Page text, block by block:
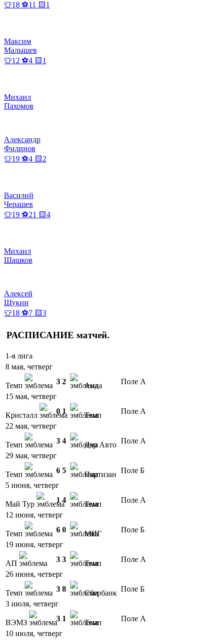
👕18 ⚽11 🟨1
Максим
Малышев
👕12 ⚽4 🟨1
Михаил
Пахомов
Александр
Филинов
👕19 ⚽4 🟨2
Василий
Черашев
👕19 ⚽21 🟨4
Михаил
Шашков
Алексей
Щукин
👕18 ⚽7 🟨3
РАСПИСАНИЕ матчей.
1-я лига
8 мая, четверг
Темп 3 2 Аида
Поле А
15 мая, четверг
Кристалл 0 1 Темп
Поле А
22 мая, четверг
Темп 3 4 Дар Авто Поле А
29 мая, четверг
Темп 6 5 Партизан Поле Б
5 июня, четверг
Май Тур 1 4 Темп
Поле А
12 июня, четверг
Темп 6 0 МИГ
Поле Б
19 июня, четверг
АП 3 3 Темп
Поле А
26 июня, четверг
Темп 3 8 Сбербанк Поле Б
3 июля, четверг
ВЭМЗ 3 1 Темп
Поле А
10 июля, четверг